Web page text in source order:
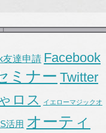
友達申請 Facebook
ミナー Twitter
ロス イエローマジックオ
活用 オーティ